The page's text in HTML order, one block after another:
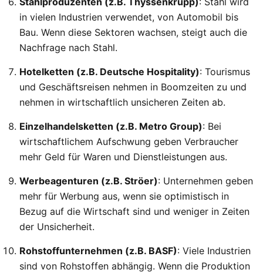
in vielen Industrien verwendet, von Automobil bis
Bau. Wenn diese Sektoren wachsen, steigt auch die
Nachfrage nach Stahl.
Hotelketten (z.B. Deutsche Hospitality): Tourismus
und Geschäftsreisen nehmen in Boomzeiten zu und
nehmen in wirtschaftlich unsicheren Zeiten ab.
Einzelhandelsketten (z.B. Metro Group): Bei
wirtschaftlichem Aufschwung geben Verbraucher
mehr Geld für Waren und Dienstleistungen aus.
Werbeagenturen (z.B. Ströer): Unternehmen geben
mehr für Werbung aus, wenn sie optimistisch in
Bezug auf die Wirtschaft sind und weniger in Zeiten
der Unsicherheit.
Rohstoffunternehmen (z.B. BASF): Viele Industrien
sind von Rohstoffen abhängig. Wenn die Produktion